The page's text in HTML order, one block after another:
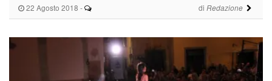
22 Agosto 2018 - di Redazione